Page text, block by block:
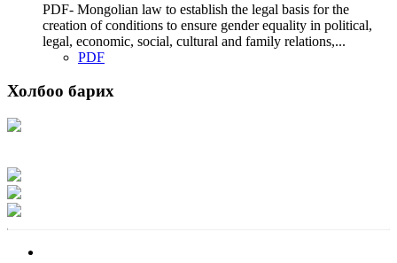
PDF- Mongolian law to establish the legal basis for the
creation of conditions to ensure gender equality in political,
legal, economic, social, cultural and family relations,...
PDF
Холбоо барих